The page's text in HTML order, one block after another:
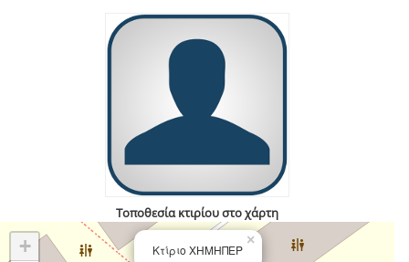
Τοποθεσία κτιρίου στο χάρτη
Κτίριο ΧΗΜΗΠΕΡ
×
+